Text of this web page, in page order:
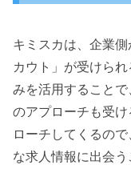
キミスカは、企業
カウト」が受けら
みを活用すること
のアプローチも受
ローチしてくるの
な求人情報に出会う